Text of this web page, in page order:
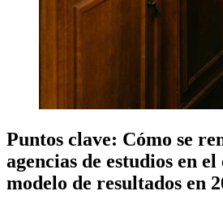
Puntos clave: Cómo se
agencias de estudios en
modelo de resultados en